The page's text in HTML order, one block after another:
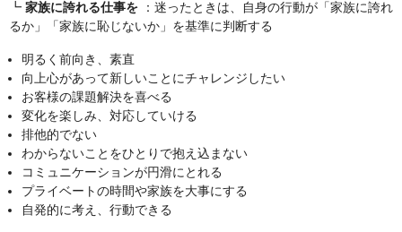
┗ 家族に誇れる仕事を ：迷ったときは、自身の行動が「家族に誇れ
るか」「家族に恥じないか」を基準に判断する
明るく前向き、素直
向上心があって新しいことにチャレンジしたい
お客様の課題解決を喜べる
変化を楽しみ、対応していける
排他的でない
わからないことをひとりで抱え込まない
コミュニケーションが円滑にとれる
プライベートの時間や家族を大事にする
自発的に考え、行動できる